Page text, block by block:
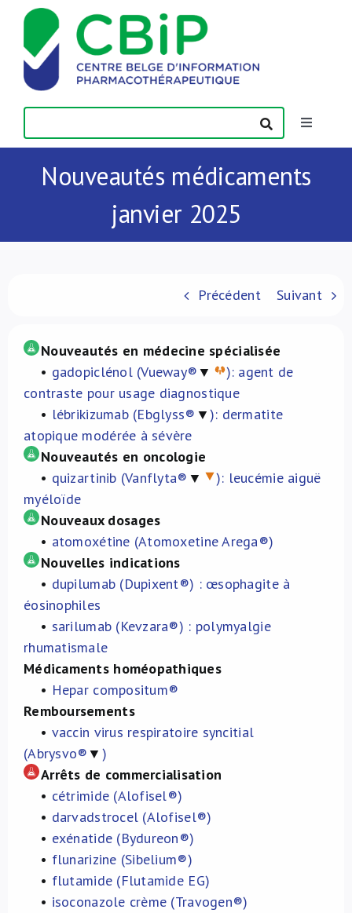
Passer
contenu
Toggle
Actualités
À propos de nous
Nouveautés médicaments
janvier 2025
Précédent Suivant
Nouveautés en médecine spécialisée
• gadopiclénol (Vueway®▼
): agent de
contraste pour usage diagnostique
• lébrikizumab (Ebglyss® ▼): dermatite
atopique modérée à sévère
Nouveautés en oncologie
• quizartinib (Vanflyta® ▼
): leucémie aiguë
myéloïde
Nouveaux dosages
• atomoxétine (Atomoxetine Arega®)
Nouvelles indications
• dupilumab (Dupixent®) : œsophagite à
éosinophiles
• sarilumab (Kevzara®) : polymyalgie
rhumatismale
Médicaments homéopathiques
• Hepar compositum®
Remboursements
• vaccin virus respiratoire syncitial
(Abrysvo®▼ )
Arrêts de commercialisation
• cétrimide (Alofisel®)
• darvadstrocel (Alofisel®)
• exénatide (Bydureon®)
• flunarizine (Sibelium®)
• flutamide (Flutamide EG)
• isoconazole crème (Travogen®)